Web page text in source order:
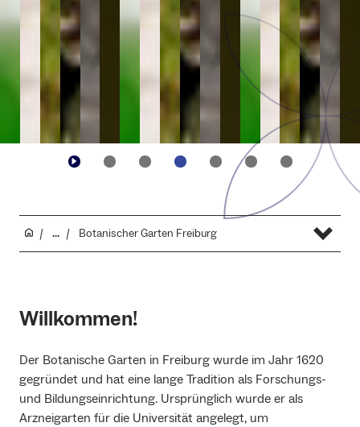
... Botanischer Garten Freiburg
Willkommen!
Der Botanische Garten in Freiburg wurde im Jahr 1620
gegründet und hat eine lange Tradition als Forschungs-
und Bildungseinrichtung. Ursprünglich wurde er als
Arzneigarten für die Universität angelegt, um